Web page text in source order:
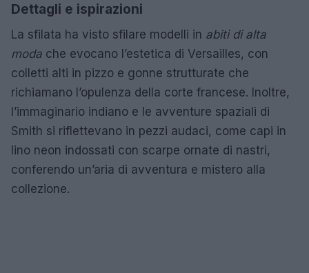
Dettagli e ispirazioni
La sfilata ha visto sfilare modelli in abiti di alta
moda che evocano l’estetica di Versailles, con
colletti alti in pizzo e gonne strutturate che
richiamano l’opulenza della corte francese. Inoltre,
l’immaginario indiano e le avventure spaziali di
Smith si riflettevano in pezzi audaci, come capi in
lino neon indossati con scarpe ornate di nastri,
conferendo un’aria di avventura e mistero alla
collezione.